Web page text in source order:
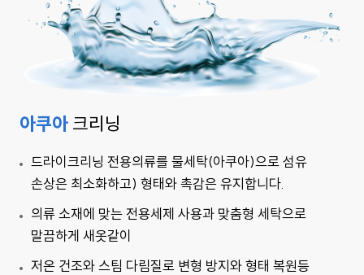
아쿠아 크리닝
드라이크리닝 전용의류를 물세탁(아쿠아)으로 섬유
손상은 최소화하고) 형태와 촉감은 유지합니다.
의류 소재에 맞는 전용세제 사용과 맞춤형 세탁으로
말끔하게 새옷같이
저온 건조와 스팀 다림질로 변형 방지와 형태 복원등